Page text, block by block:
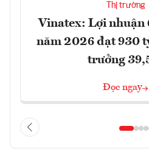
Thị trường
Vinatex: Lợi nhuận
năm 2026 đạt 930
trưởng
Đọc ngay